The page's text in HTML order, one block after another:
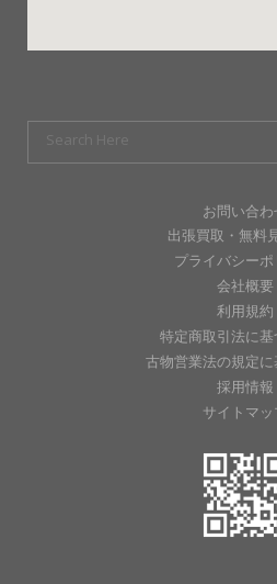
お問い合
出張買取・無料
プライバシー
会社概要
利用規約
特定商取引法に
古物営業法の規定
採用情報
サイトマ